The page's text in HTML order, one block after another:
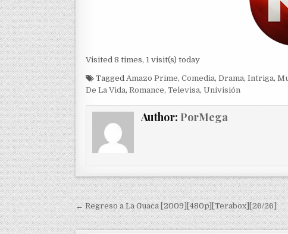
Visited 8 times, 1 visit(s) today
Tagged Amazo Prime, Comedia, Drama, Intriga,
De La Vida, Romance, Televisa, Univisión
Author: PorMega
Navegación de entradas
← Regreso a La Guaca [2009][480p][Terabox][26/26]